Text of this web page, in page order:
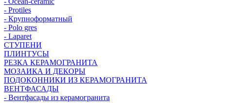
- Protiles
- Крупноформатный
- Polo gres
- Laparet
СТУПЕНИ
ПЛИНТУСЫ
РЕЗКА КЕРАМОГРАНИТА
МОЗАИКА И ДЕКОРЫ
ПОДОКОННИКИ ИЗ КЕРАМОГРАНИТА
ВЕНТФАСАДЫ
- Вентфасады из керамогранита